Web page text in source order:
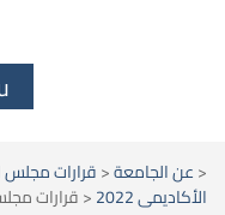
<عن الجامعة<قرارات مجلس
الأكاديمى 2022
<قرارات